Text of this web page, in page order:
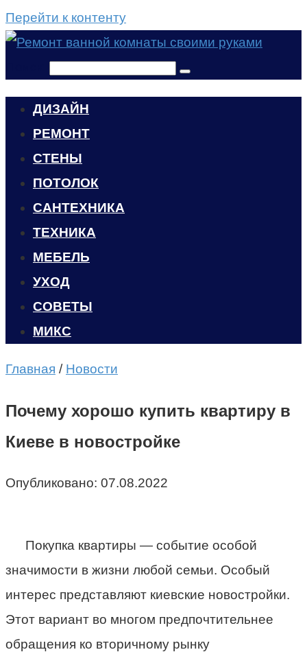
Перейти к контенту
ДИЗАЙН
РЕМОНТ
СТЕНЫ
ПОТОЛОК
САНТЕХНИКА
ТЕХНИКА
МЕБЕЛЬ
УХОД
CОВЕТЫ
МИКС
Главная / Новости
Почему хорошо купить квартиру в
Киеве в новостройке
Опубликовано: 07.08.2022
Покупка квартиры — событие особой
значимости в жизни любой семьи. Особый
интерес представляют киевские новостройки.
Этот вариант во многом предпочтительнее
обращения ко вторичному рынку